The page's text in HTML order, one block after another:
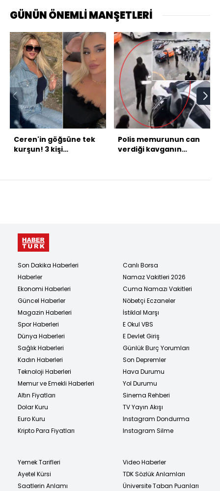
GÜNÜN ÖNEMLİ MANŞETLERİ
Ceren'in göğsüne tek
kurşun! 3 kişi
Polis memurunun can
verdiği kavganın
Son Dakika Haberleri
Haberler
Ekonomi Haberleri
Güncel Haberler
Magazin Haberleri
Spor Haberleri
Dünya Haberleri
Sağlık Haberleri
Kadın Haberleri
Teknoloji Haberleri
Memur ve Emekli Haberleri
Altın Fiyatları
Dolar Kuru
Euro Kuru
Kripto Para Fiyatları
Canlı Borsa
Namaz Vakitleri 2026
Cuma Namazı Vakitleri
Nöbetçi Eczaneler
İstiklal Marşı
E Okul VBS
E Devlet Giriş
Günlük Burç Yorumları
Son Depremler
Hava Durumu
Yol Durumu
Sinema Rehberi
TV Yayın Akışı
Instagram Dondurma
Instagram Silme
Yemek Tarifleri
Ayetel Kürsi
Saatlerin Anlamı
Video Haberler
TDK Sözlük Anlamları
Üniversite Taban Puanları